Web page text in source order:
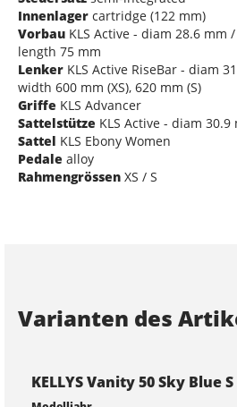
Innenlager cartridge (122 mm)
Vorbau KLS Active - diam 28.6 mm
length 75 mm
Lenker KLS Active RiseBar - diam
width 600 mm (XS), 620 mm (S)
Griffe KLS Advancer
Sattelstütze KLS Active - diam
Sattel KLS Ebony Women
Pedale alloy
Rahmengrössen XS / S
Varianten des
KELLYS Vanity 50 Sky Blue